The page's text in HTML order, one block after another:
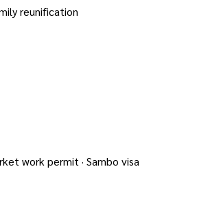
reunification
work permit · Sambo visa